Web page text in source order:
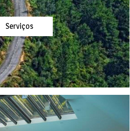
Serviços